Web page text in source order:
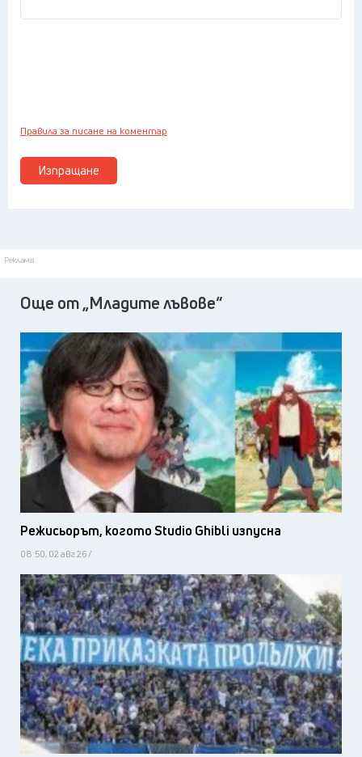
Изпращане
Правила за писане на коментар
Реклама
Още от „Младите лъвове“
Режисьорът, когото Studio Ghibli изпусна
08:50, 02 авг 26 /